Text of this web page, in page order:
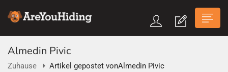
Almedin Pivic
Zuhause Artikel gepostet vonAlmedin Pivic